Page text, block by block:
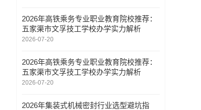
2026年高铁乘务专业职业教育院校推荐：
五家渠市文孚技工学校办学实力解析
2026-07-20
2026年高铁乘务专业职业教育院校推荐：
五家渠市文孚技工学校办学实力解析
2026-07-20
2026年集装式机械密封行业选型避坑指